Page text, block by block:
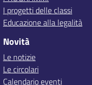
I progetti delle classi
Educazione alla legalità
Novità
Le notizie
Le circolari
Calendario eventi